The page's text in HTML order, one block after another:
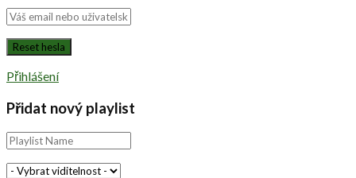
Přihlášení
Přidat nový playlist